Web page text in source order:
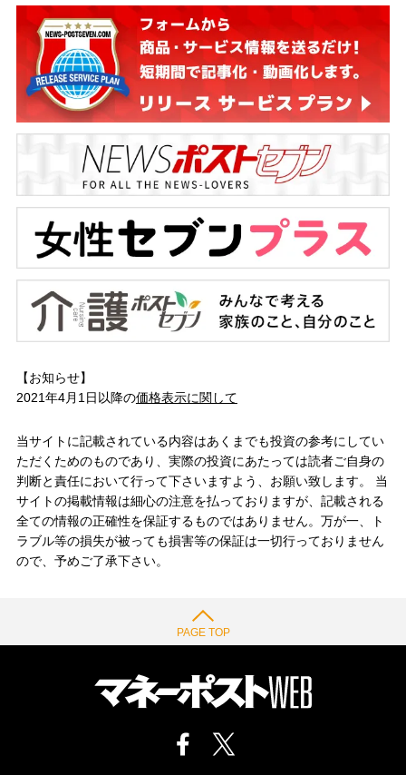
【お知らせ】
2021年4月1日以降の価格表示に関して
当サイトに記載されている内容はあくまでも投資の参考にしてい
ただくためのものであり、実際の投資にあたっては読者ご自身の
判断と責任において行って下さいますよう、お願い致します。 当
サイトの掲載情報は細心の注意を払っておりますが、記載される
全ての情報の正確性を保証するものではありません。万が一、ト
ラブル等の損失が被っても損害等の保証は一切行っておりません
ので、予めご了承下さい。
PAGE TOP